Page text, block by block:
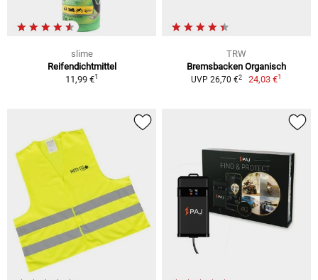
slime
Reifendichtmittel
11,99 €1
TRW
Bremsbacken Organisch
UVP 26,70 €2 24,03 €1